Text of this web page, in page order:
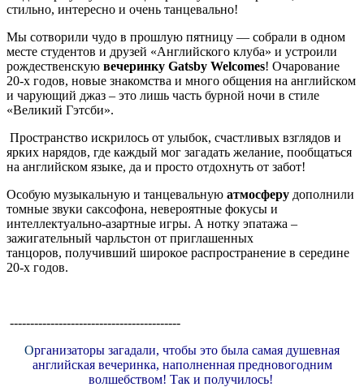
стильно, интересно и очень танцевально!
Мы сотворили чудо в прошлую пятницу — собрали в одном
месте студентов и друзей «Английского клуба» и устроили
рождественскую вечеринку Gatsby Welcomes! Очарование
20-х годов, новые знакомства и много общения на английском
и чарующий джаз – это лишь часть бурной ночи в стиле
«Великий Гэтсби».
Пространство искрилось от улыбок, счастливых взглядов и
ярких нарядов, где каждый мог загадать желание, пообщаться
на английском языке, да и просто отдохнуть от забот!
Особую музыкальную и танцевальную атмосферу дополнили
томные звуки саксофона, невероятные фокусы и
интеллектуально-азартные игры. А нотку эпатажа –
зажигательный чарльcтон от приглашенных
танцоров, получивший широкое распространение в середине
20-х годов.
------------------------------------------
Организаторы загадали, чтобы это была самая душевная
английская вечеринка, наполненная предновогодним
волшебством! Так и получилось!